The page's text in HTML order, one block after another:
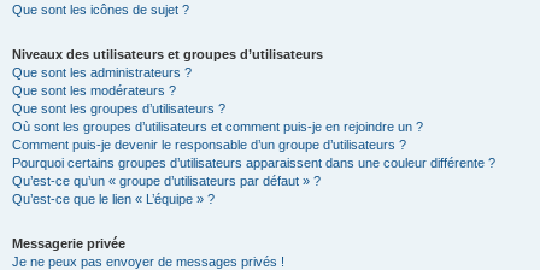
Que sont les icônes de sujet ?
Niveaux des utilisateurs et groupes d’utilisateurs
Que sont les administrateurs ?
Que sont les modérateurs ?
Que sont les groupes d’utilisateurs ?
Où sont les groupes d’utilisateurs et comment puis-je en rejoindre un ?
Comment puis-je devenir le responsable d’un groupe d’utilisateurs ?
Pourquoi certains groupes d’utilisateurs apparaissent dans une couleur différente ?
Qu’est-ce qu’un « groupe d’utilisateurs par défaut » ?
Qu’est-ce que le lien « L’équipe » ?
Messagerie privée
Je ne peux pas envoyer de messages privés !